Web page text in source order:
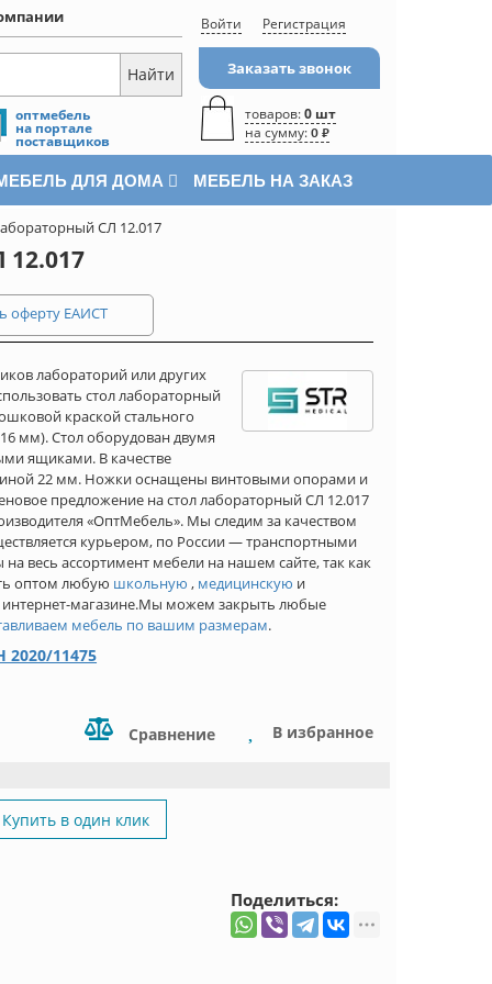
оптмебель
на портале
поставщиков
Войти Регистрация
Заказать звонок
товаров:0 шт
на сумму: 0 ₽
ДЛЯ ДОМА МЕБЕЛЬ НА ЗАКАЗ
СЛ 12.017
оферту ЕАИСТ
лабораторий или других
стол лабораторный
краской стального
мм). Стол оборудован двумя
ящиками. В качестве
22 мм. Ножки оснащены винтовыми опорами и
предложение на стол лабораторный СЛ 12.017
«ОптМебель». Мы следим за качеством
курьером, по России — транспортными
весь ассортимент мебели на нашем сайте, так как
оптом любую школьную , медицинскую и
магазине.Мы можем закрыть любые
мебель по вашим размерам.
2020/11475
Сравнение В избранное
Купить в один клик
Поделиться: